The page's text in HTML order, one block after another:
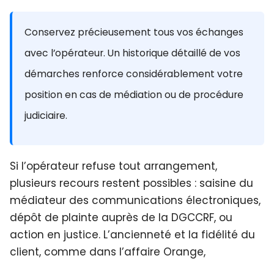
Conservez précieusement tous vos échanges
avec l’opérateur. Un historique détaillé de vos
démarches renforce considérablement votre
position en cas de médiation ou de procédure
judiciaire.
Si l’opérateur refuse tout arrangement,
plusieurs recours restent possibles : saisine du
médiateur des communications électroniques,
dépôt de plainte auprès de la DGCCRF, ou
action en justice. L’ancienneté et la fidélité du
client, comme dans l’affaire Orange,